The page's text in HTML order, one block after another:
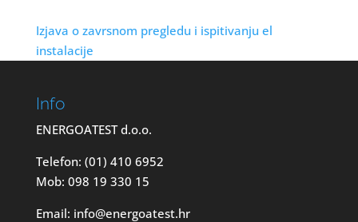
Izjava o zavrsnom pregledu i ispitivanju el
instalacije
Info
ENERGOATEST d.o.o.
Telefon: (01) 410 6952
Mob: 098 19 330 15
Email: info@energoatest.hr